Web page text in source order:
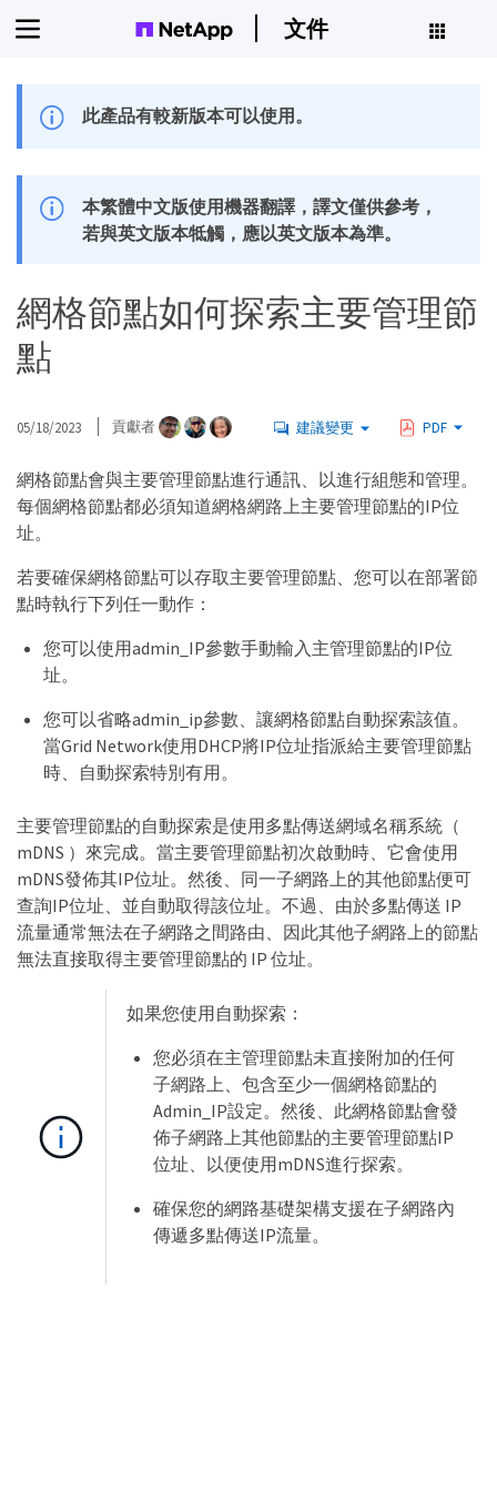
文件
此產品有較新版本可以使用。
本繁體中文版使用機器翻譯，譯文僅供參考，
若與英文版本牴觸，應以英文版本為準。
網格節點如何探索主要管理節
點
05/18/2023 貢獻者 建議變更 PDF
網格節點會與主要管理節點進行通訊、以進行組態和管理。
每個網格節點都必須知道網格網路上主要管理節點的IP位
址。
若要確保網格節點可以存取主要管理節點、您可以在部署節
點時執行下列任一動作：
您可以使用admin_IP參數手動輸入主管理節點的IP位
址。
您可以省略admin_ip參數、讓網格節點自動探索該值。
當Grid Network使用DHCP將IP位址指派給主要管理節點
時、自動探索特別有用。
主要管理節點的自動探索是使用多點傳送網域名稱系統（
mDNS ）來完成。當主要管理節點初次啟動時、它會使用
mDNS發佈其IP位址。然後、同一子網路上的其他節點便可
查詢IP位址、並自動取得該位址。不過、由於多點傳送 IP
流量通常無法在子網路之間路由、因此其他子網路上的節點
無法直接取得主要管理節點的 IP 位址。
如果您使用自動探索：
您必須在主管理節點未直接附加的任何
子網路上、包含至少一個網格節點的
Admin_IP設定。然後、此網格節點會發
佈子網路上其他節點的主要管理節點IP
位址、以便使用mDNS進行探索。
確保您的網路基礎架構支援在子網路內
傳遞多點傳送IP流量。